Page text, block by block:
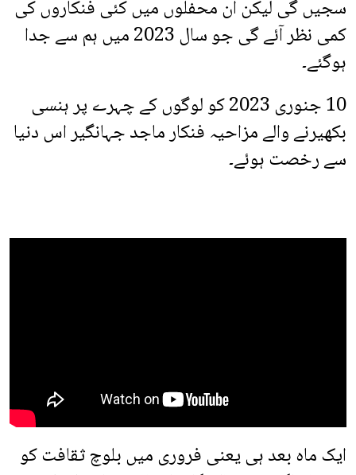
سجیں گی لیکن ان محفلوں میں کئی فنکاروں کی
کمی نظر آئے گی جو سال 2023 میں ہم سے جدا
ہوگئے۔
10 جنوری 2023 کو لوگوں کے چہرے پر ہنسی
بکھیرنے والے مزاحیہ فنکار ماجد جہانگیر اس دنیا
سے رخصت ہوئے۔
ایک ماہ بعد ہی یعنی فروری میں بلوچ ثقافت کو